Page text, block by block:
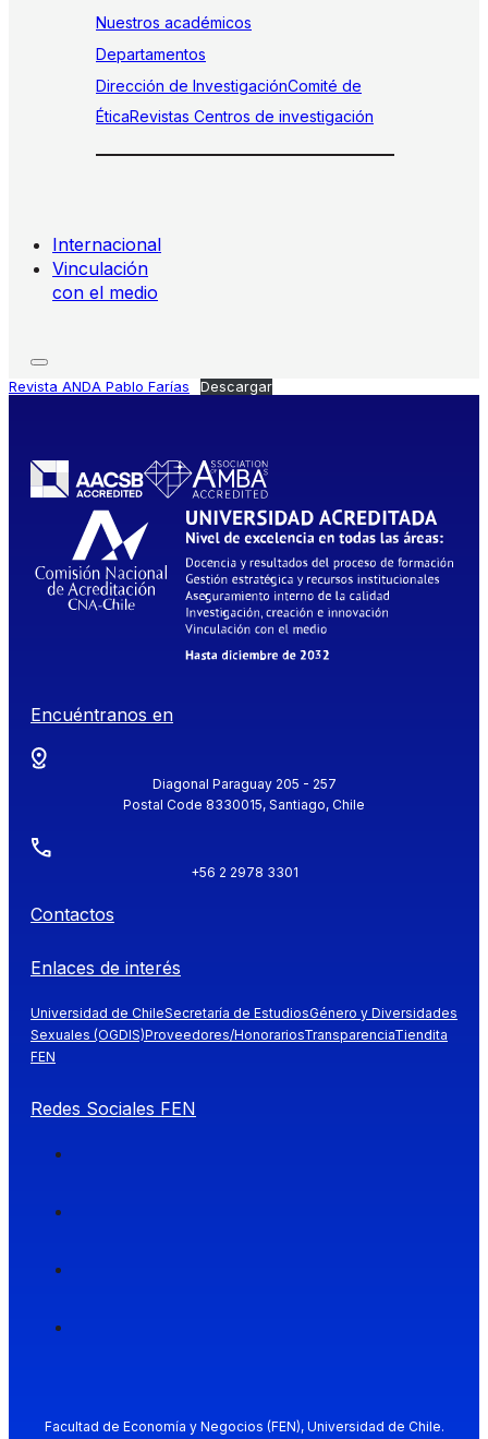
Nuestros académicos
Departamentos
Dirección de InvestigaciónComité de
ÉticaRevistas Centros de investigación
Internacional
Vinculación
con el medio
Revista ANDA Pablo Farías Descargar
Encuéntranos en
Diagonal Paraguay 205 - 257
Postal Code 8330015, Santiago, Chile
+56 2 2978 3301
Contactos
Enlaces de interés
Universidad de ChileSecretaría de EstudiosGénero y Diversidades
Sexuales (OGDIS)Proveedores/HonorariosTransparenciaTiendita
FEN
Redes Sociales FEN
Facultad de Economía y Negocios (FEN), Universidad de Chile.